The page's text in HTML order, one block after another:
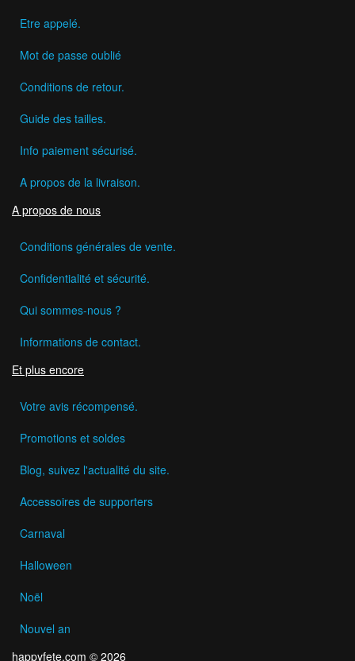
Etre appelé.
Mot de passe oublié
Conditions de retour.
Guide des tailles.
Info paiement sécurisé.
A propos de la livraison.
A propos de nous
Conditions générales de vente.
Confidentialité et sécurité.
Qui sommes-nous ?
Informations de contact.
Et plus encore
Votre avis récompensé.
Promotions et soldes
Blog, suivez l'actualité du site.
Accessoires de supporters
Carnaval
Halloween
Noël
Nouvel an
happyfete.com © 2026